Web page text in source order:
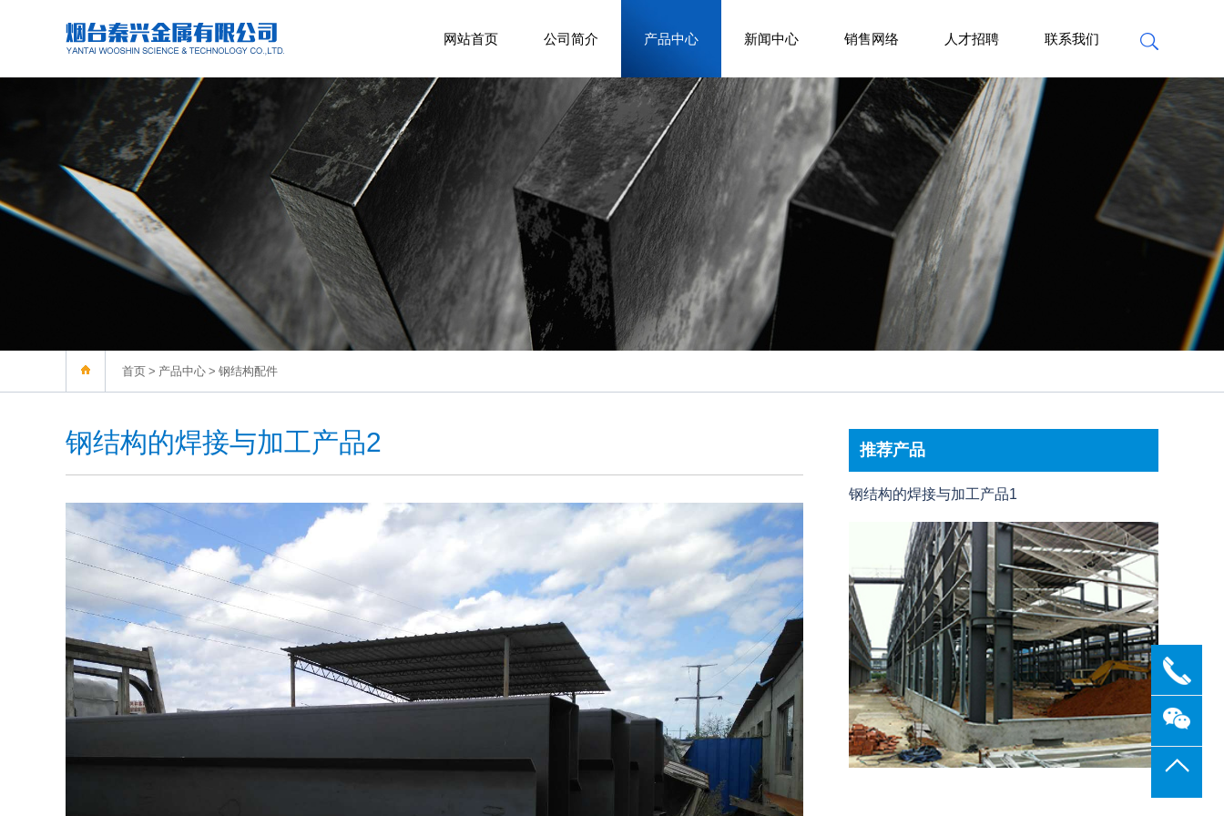
网站首页 公司简介 产品中心 新闻中心 销售网络 人才招聘 联系我们
首页 > 产品中心 > 钢结构配件
钢结构的焊接与加工产品2 推荐产品
钢结构的焊接与加工产品1